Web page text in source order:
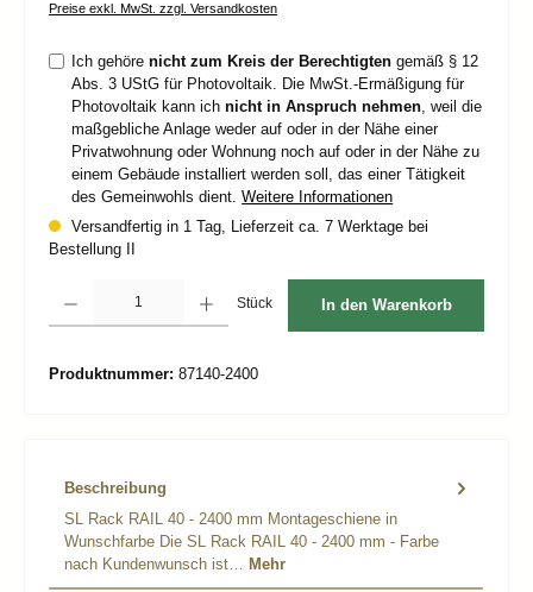
Preise exkl. MwSt. zzgl. Versandkosten
Ich gehörenicht zum Kreis der Berechtigten gemäß § 12
Abs. 3 UStG für Photovoltaik. Die MwSt.-Ermäßigung für
Photovoltaik kann ichnicht in Anspruch nehmen , weil die
maßgebliche Anlage weder auf oder in der Nähe einer
Privatwohnung oder Wohnung noch auf oder in der Nähe zu
einem Gebäude installiert werden soll, das einer Tätigkeit
des Gemeinwohls dient.Weitere Informationen
Versandfertig in 1 Tag, Lieferzeit ca. 7 Werktage bei
Bestellung II
Stück In den Warenkorb
Produktnummer: 87140-2400
Beschreibung
SL Rack RAIL 40 - 2400 mm Montageschiene in
Wunschfarbe Die SL Rack RAIL 40 - 2400 mm - Farbe
nach Kundenwunsch ist… Mehr